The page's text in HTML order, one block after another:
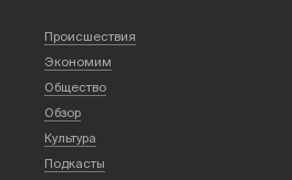
Происшествия
Экономим
Общество
Обзор
Культура
Подкасты